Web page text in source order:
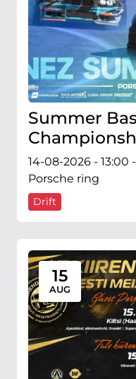
Summer
14-08-2026 - 13:00
Porsche ring
Drift
15
AUG